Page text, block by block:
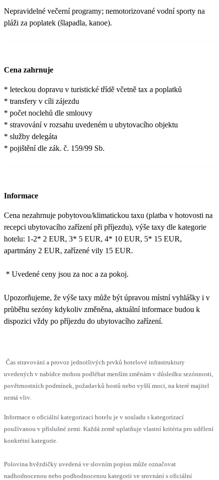
Nepravidelné večerní programy; nemotorizované vodní sporty na
pláži za poplatek (šlapadla, kanoe).
Cena zahrnuje
* leteckou dopravu v turistické třídě včetně tax a poplatků
* transfery v cíli zájezdu
* počet noclehů dle smlouvy
* stravování v rozsahu uvedeném u ubytovacího objektu
* služby delegáta
* pojištění dle zák. č. 159/99 Sb.
Informace
Cena nezahrnuje pobytovou/klimatickou taxu (platba v hotovosti na
recepci ubytovacího zařízení při příjezdu), výše taxy dle kategorie
hotelu: 1-2* 2 EUR, 3* 5 EUR, 4* 10 EUR, 5* 15 EUR,
apartmány 2 EUR, zařízené vily 15 EUR.
* Uvedené ceny jsou za noc a za pokoj.
Upozorňujeme, že výše taxy může být úpravou místní vyhlášky i v
průběhu sezóny kdykoliv změněna, aktuální informace budou k
dispozici vždy po příjezdu do ubytovacího zařízení.
Čas stravování a provoz jednotlivých prvků hotelové infrastruktury
uvedených v nabídce mohou podléhat menším změnám v důsledku sezónnosti,
povětrnostních podmínek, požadavků hostů nebo vyšší moci, na které majitel
nemá vliv.
Informace o oficiální kategorizaci hotelu je v souladu s kategorizací
používanou v příslušné zemi. Každá země uplatňuje vlastní kritéria pro udělení
konkrétní kategorie.
Polovina hvězdičky uvedená ve slovním popisu může označovat
nadhodnocenou nebo podhodnocenou kategorii ve srovnání s oficiální